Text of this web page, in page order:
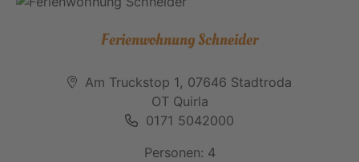
Ferienwohnung Schneider
Am Truckstop 1, 07646 Stadtroda
OT Quirla
0171 5042000
Personen: 4